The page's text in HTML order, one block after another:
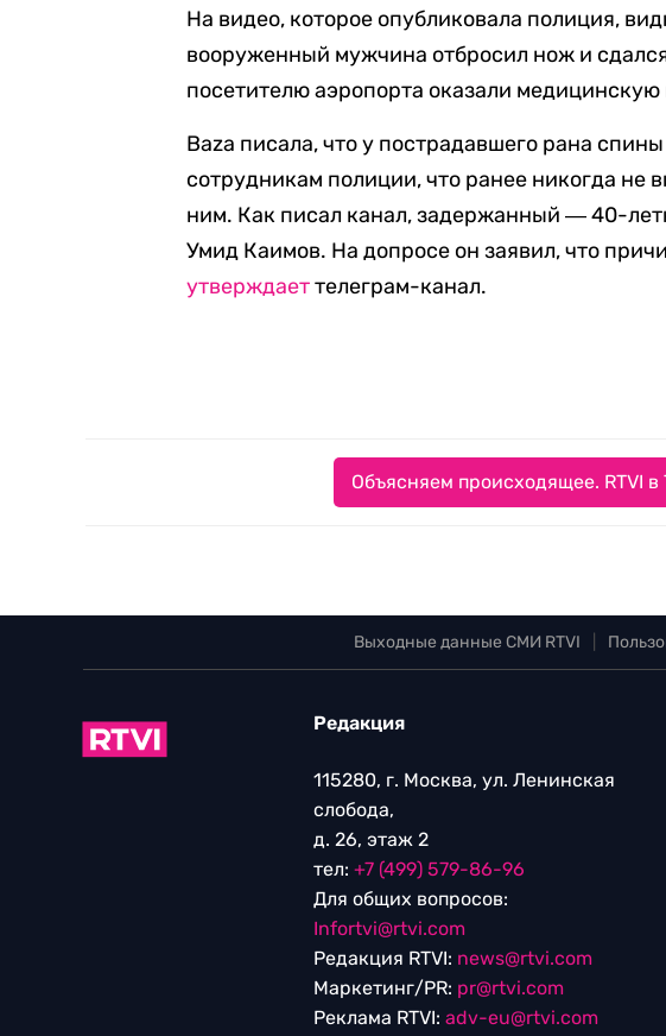
На видео, которое опубликовала полиция,
вооруженный мужчина отбросил нож и
посетителю аэропорта оказали
Baza писала, что у пострадавшего рана
сотрудникам полиции, что ранее никогда не
ним. Как писал канал, задержанный ― 40-
Умид Каимов. На допросе он заявил, что
утверждаеттелеграм-канал.
Объясняем происходящее. RTVI в
Выходные данные СМИ RTVI
Редакция
115280, г. Москва, ул. Ленинская
слобода,
д. 26, этаж 2
тел: +7 (499) 579-86-96
Для общих вопросов:
Infortvi@rtvi.com
Редакция RTVI: news@rtvi.com
Маркетинг/PR: pr@rtvi.com
Реклама RTVI: adv-eu@rtvi.com